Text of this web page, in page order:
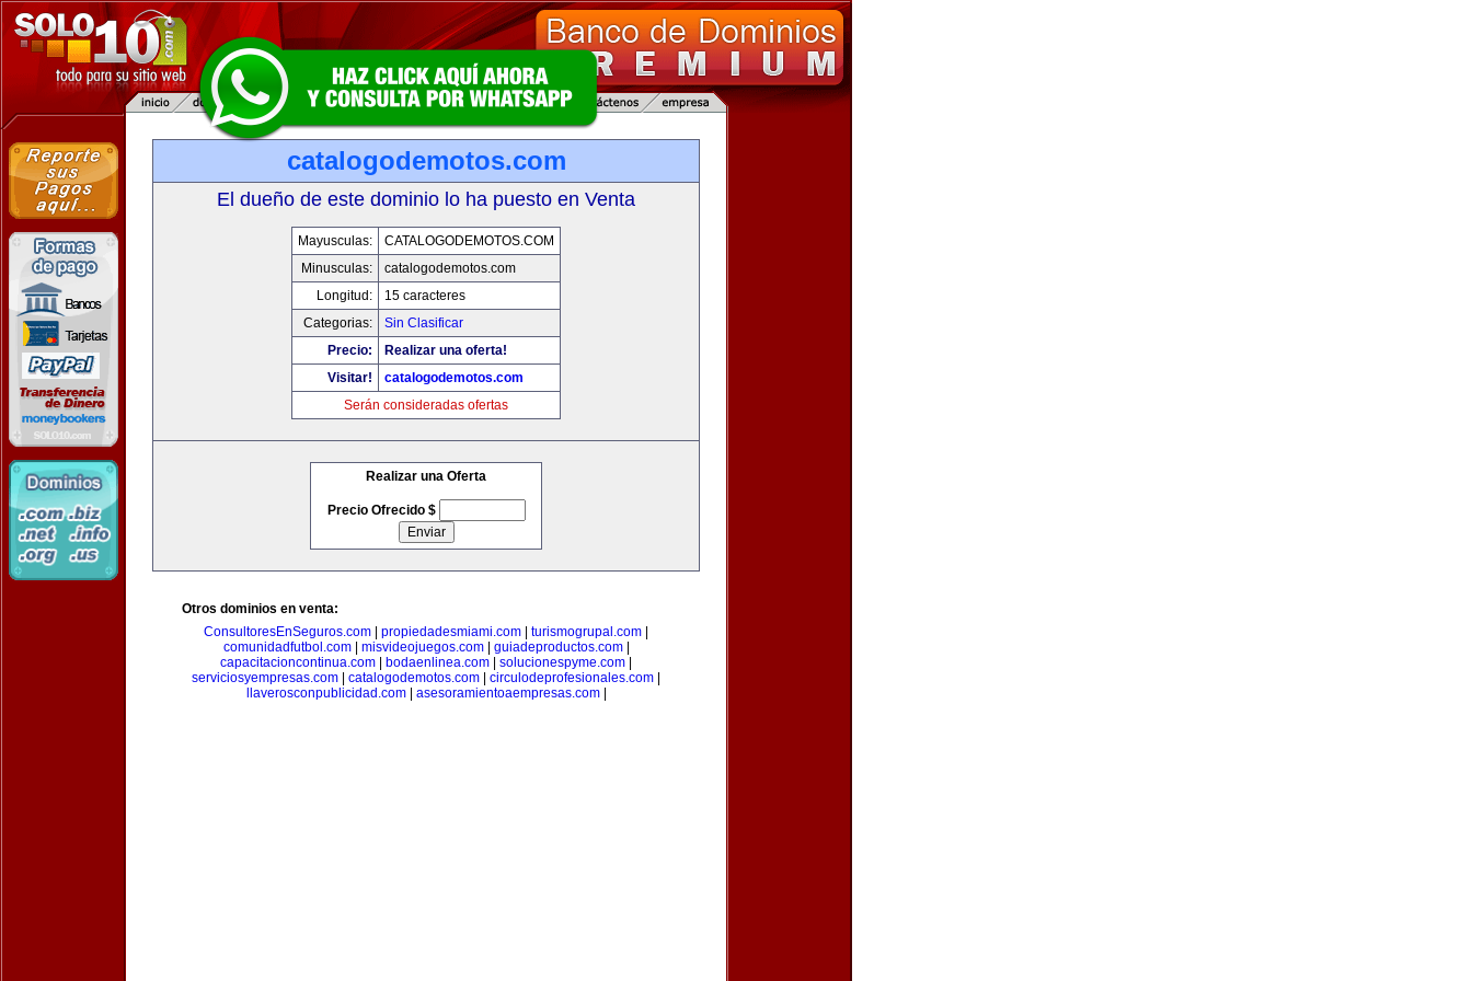
catalogodemotos.com
El dueño de este dominio lo ha puesto en Venta
Mayusculas:
CATALOGODEMOTOS.COM
Minusculas:
catalogodemotos.com
Longitud:
15 caracteres
Categorias:
Sin Clasificar
Precio:
Realizar una oferta!
Visitar!
catalogodemotos.com
Serán consideradas ofertas
Realizar una Oferta
Precio Ofrecido $
Otros dominios en venta:
ConsultoresEnSeguros.com
propiedadesmiami.com turismogrupal.com
comunidadfutbol.com| misvideojuegos.com| guiadeproductos.com|
capacitacioncontinua.com
bodaenlinea.com solucionespyme.com
serviciosyempresas.com
catalogodemotos.com circulodeprofesionales.com
llaverosconpublicidad.com| asesoramientoaempresas.com|